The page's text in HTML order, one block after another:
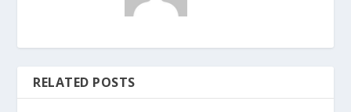
RELATED POSTS